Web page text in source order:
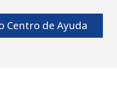
Centro de Ayuda